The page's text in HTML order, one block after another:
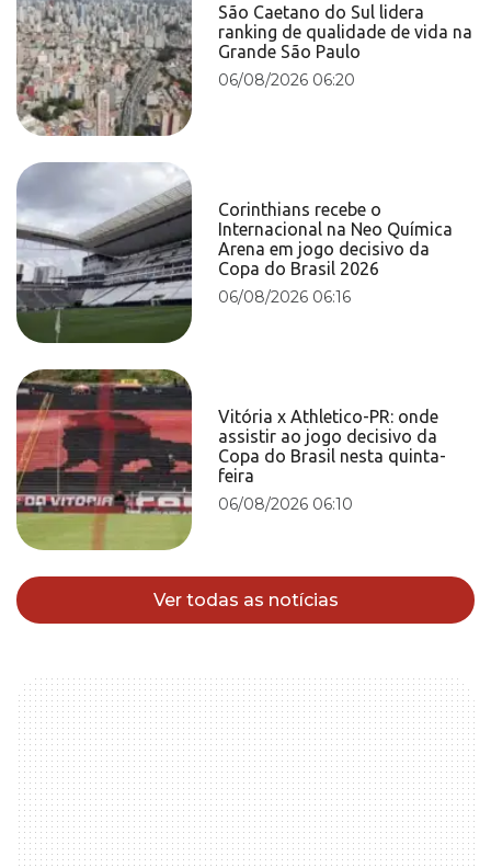
São Caetano do Sul lidera
ranking de qualidade de vida na
Grande São Paulo
06/08/2026 06:20
Corinthians recebe o
Internacional na Neo Química
Arena em jogo decisivo da
Copa do Brasil 2026
06/08/2026 06:16
Vitória x Athletico-PR: onde
assistir ao jogo decisivo da
Copa do Brasil nesta quinta-
feira
06/08/2026 06:10
Ver todas as notícias